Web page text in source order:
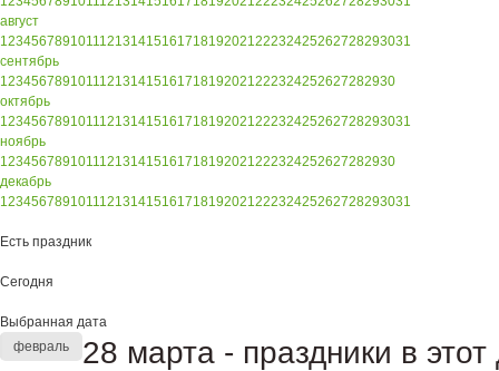
август
12345678910111213141516171819202122232425262728293031
сентябрь
123456789101112131415161718192021222324252627282930
октябрь
12345678910111213141516171819202122232425262728293031
ноябрь
123456789101112131415161718192021222324252627282930
декабрь
12345678910111213141516171819202122232425262728293031
Есть праздник
Сегодня
Выбранная дата
февраль
28 марта - праздники в этот